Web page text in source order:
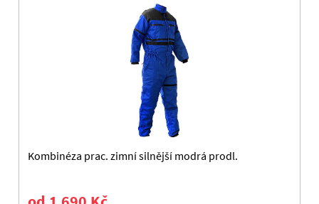
Kombinéza prac. zimní silnější modrá prodl.